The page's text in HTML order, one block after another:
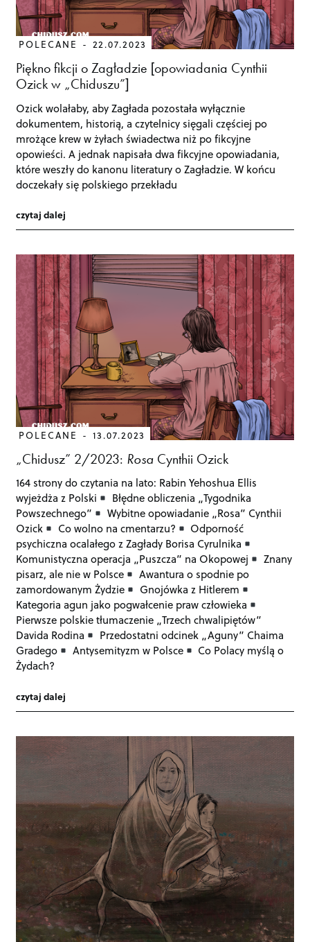
POLECANE 22.07.2023
Piękno fikcji o Zagładzie [opowiadania Cynthii
Ozick w „Chiduszu”]
Ozick wolałaby, aby Zagłada pozostała wyłącznie
dokumentem, historią, a czytelnicy sięgali częściej po
mrożące krew w żyłach świadectwa niż po fikcyjne
opowieści. A jednak napisała dwa fikcyjne opowiadania,
które weszły do kanonu literatury o Zagładzie. W końcu
doczekały się polskiego przekładu
czytaj dalej
POLECANE 13.07.2023
„Chidusz” 2/2023: Rosa Cynthii Ozick
164 strony do czytania na lato: Rabin Yehoshua Ellis
wyjeżdża z Polski
Błędne obliczenia „Tygodnika
Powszechnego”
Wybitne opowiadanie „Rosa” Cynthii
Ozick
Co wolno na cmentarzu?
Odporność
psychiczna ocalałego z Zagłady Borisa Cyrulnika
Komunistyczna operacja „Puszcza” na Okopowej
Znany
pisarz, ale nie w Polsce
Awantura o spodnie po
zamordowanym Żydzie
Gnojówka z Hitlerem
Kategoria agun jako pogwałcenie praw człowieka
Pierwsze polskie tłumaczenie „Trzech chwalipiętów”
Davida Rodina
Przedostatni odcinek „Aguny” Chaima
Gradego
Antysemityzm w Polsce
Co Polacy myślą o
Żydach?
czytaj dalej